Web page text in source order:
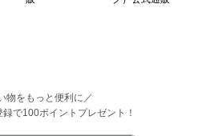
物をもっと便利に／
で100ポイントプレゼント！